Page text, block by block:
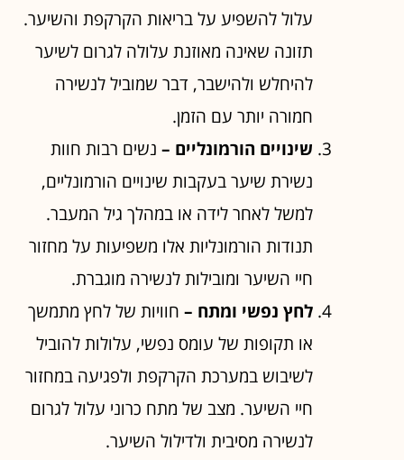
עלול להשפיע על בריאות הקרקפת והשיער.
תזונה שאינה מאוזנת עלולה לגרום לשיער
להיחלש ולהישבר, דבר שמוביל לנשירה
חמורה יותר עם הזמן.
שינויים הורמונליים –נשים רבות חוות
נשירת שיער בעקבות שינויים הורמונליים,
למשל לאחר לידה או במהלך גיל המעבר.
תנודות הורמונליות אלו משפיעות על מחזור
חיי השיער ומובילות לנשירה מוגברת.
לחץ נפשי ומתח –חוויות של לחץ מתמשך
או תקופות של עומס נפשי, עלולות להוביל
לשיבוש במערכת הקרקפת ולפגיעה במחזור
חיי השיער. מצב של מתח כרוני עלול לגרום
לנשירה מסיבית ולדילול השיער.